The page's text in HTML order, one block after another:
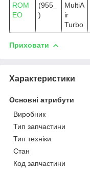
ROM
EO
(955_
)
MultiA
ir
Turbo
Приховати
Характеристики
Основні атрибути
Виробник
Тип запчастини
Тип техніки
Стан
Код запчастини